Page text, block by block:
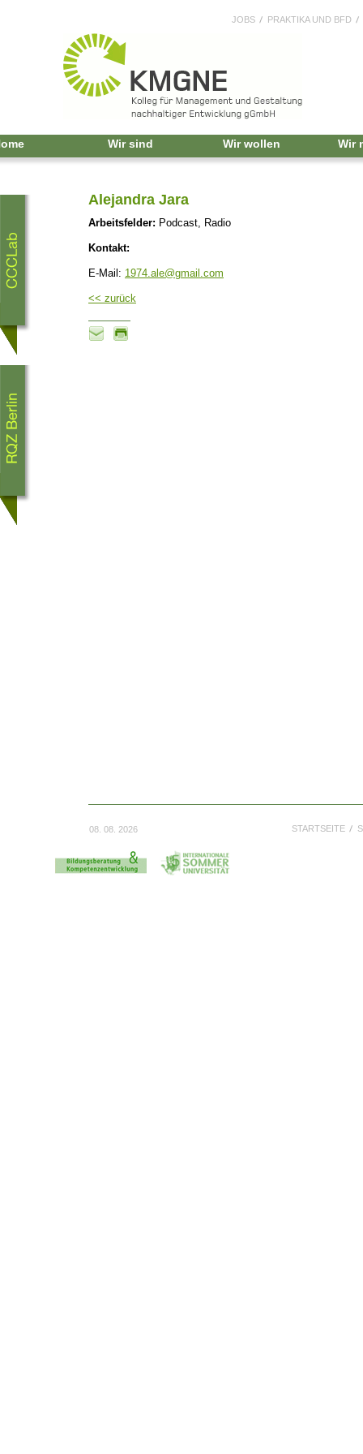
JOBS PRAKTIKA UND BFD
Wir sind Wir wollen Wir
Alejandra Jara
Arbeitsfelder: Podcast, Radio
Kontakt:
E-Mail: 1974.ale@gmail.com
<< zurück
08. 08. 2026 STARTSEITE